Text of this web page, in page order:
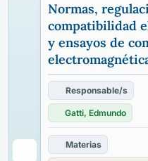
Normas,
compatibilidad
y ensayos de
Responsable/s
Gatti, Edmundo
Materias